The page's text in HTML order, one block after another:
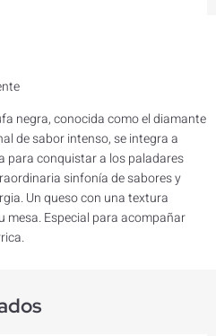
negra, conocida como el diamante
de sabor intenso, se integra a
para conquistar a los paladares
sinfonía de sabores y
Un queso con una textura
mesa. Especial para acompañar